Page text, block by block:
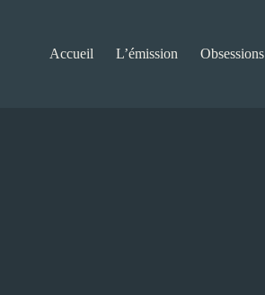
Accueil L’émission Obsessions